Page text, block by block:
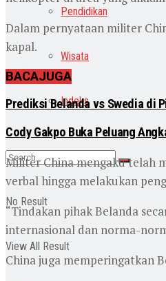
Pendidikan
Wisata
Indeks
No Result
View All Result
Dalam pernyataan militer
kapal.
BACAJUGA
Prediksi Belanda vs Swedia di
Cody Gakpo Buka Peluang
Militer China mengaku telah
verbal hingga melakukan
“Tindakan pihak Belanda
internasional dan norma-
China juga memperingatkan